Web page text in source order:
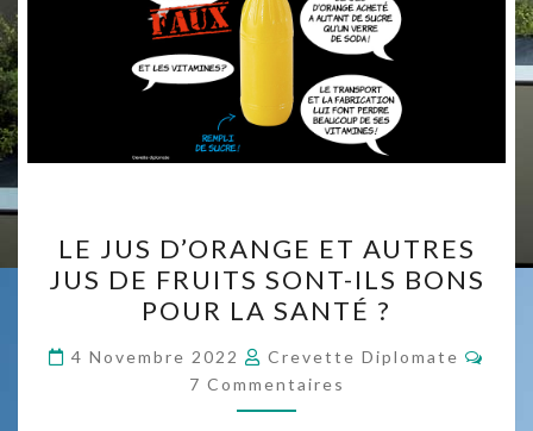
JUS
D’ORANGE
ET
AUTRES
JUS
DE
LE JUS D’ORANGE ET AUTRES
JUS DE FRUITS SONT-ILS BONS
POUR LA SANTÉ ?
4 Novembre 2022 Crevette Diplomate
7 Commentaires